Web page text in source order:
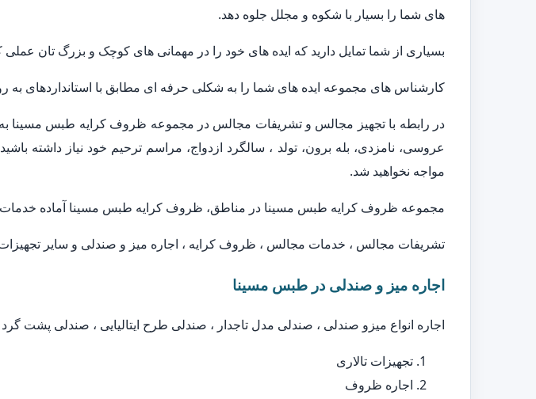
های شما را بسیار با شکوه و مجلل جلوه دهد.
بسیاری از شما تمایل دارید که ایده های خود را در مهمانی های کوچک و بزرگ تان
کارشناس های مجموعه ایده های شما را به شکلی حرفه ای مطابق با استانداردهای به
در رابطه با تجهیز مجالس و تشریفات مجالس در مجموعه ظروف کرایه طبس مسینا
عروسی، نامزدی، بله برون، تولد ، سالگرد ازدواج، مراسم ترحیم خود نیاز داشته
مواجه نخواهید شد.
مجموعه ظروف کرایه طبس مسینا در مناطق، ظروف کرایه طبس مسینا آماده خدمات
تشریفات مجالس ، خدمات مجالس ، ظروف کرایه ، اجاره میز و صندلی و سایر
اجاره میز و صندلی در طبس مسینا
اجاره انواع میزو صندلی ، صندلی مدل تاجدار ، صندلی طرح ایتالیایی ، صندلی پشت
تجهیزات تالاری
اجاره ظروف